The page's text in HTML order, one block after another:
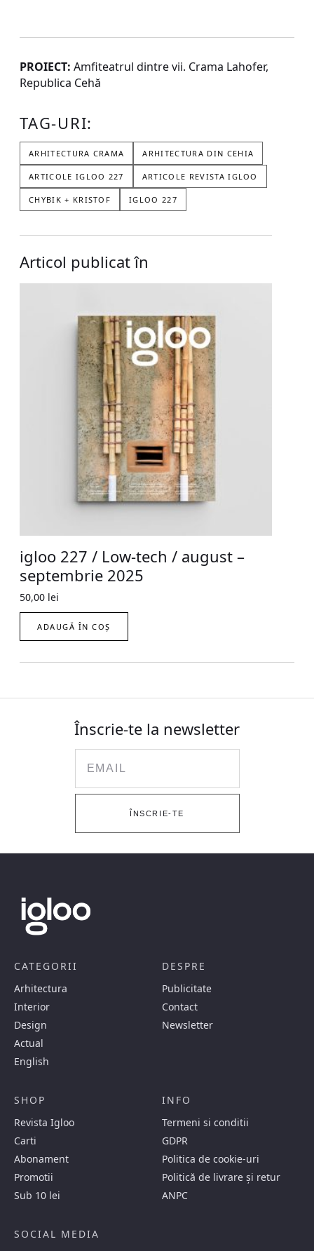
PROIECT: Amfiteatrul dintre vii. Crama Lahofer,
Republica Cehă
TAG-URI:
ARHITECTURA CRAMA ARHITECTURA DIN CEHIA
ARTICOLE IGLOO 227 ARTICOLE REVISTA IGLOO
CHYBIK + KRISTOF IGLOO 227
Articol publicat în
igloo 227 / Low-tech / august –
septembrie 2025
50,00 lei
ADAUGĂ ÎN COȘ
Înscrie-te la newsletter
ÎNSCRIE-TE
CATEGORII
Arhitectura
Interior
Design
Actual
English
DESPRE
Publicitate
Contact
Newsletter
SHOP
Revista Igloo
Carti
Abonament
Promotii
Sub 10 lei
INFO
Termeni si conditii
GDPR
Politica de cookie-uri
Politică de livrare și retur
ANPC
SOCIAL MEDIA